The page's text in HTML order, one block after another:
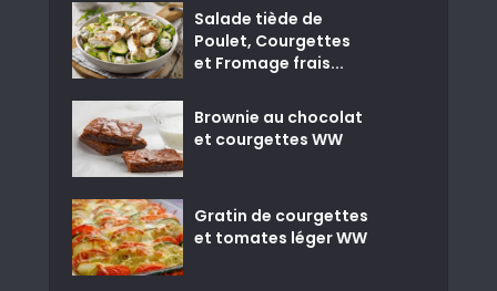
Salade tiède de
Poulet, Courgettes
et Fromage frais...
Brownie au chocolat
et courgettes WW
Gratin de courgettes
et tomates léger WW